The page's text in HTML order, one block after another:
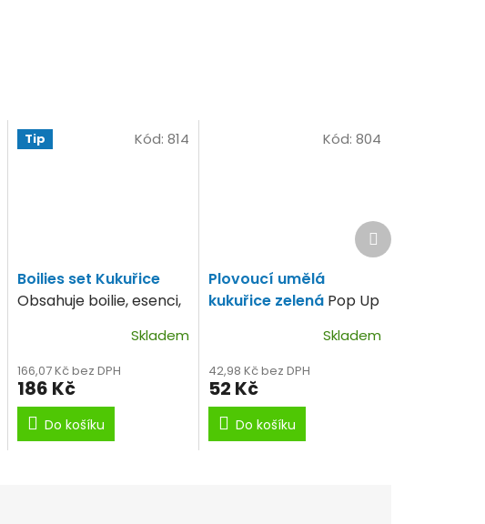
Tip
Boilies set Kukuřice
Obsahuje boilie, esenci,
Skladem
166,07 Kč bez DPH
186 Kč
Do košíku
Kód:814
Plovoucí umělá
kukuřice zelená Pop Up
Skladem
42,98 Kč bez DPH
52 Kč
Do košíku
Kód: 804
Další
produkt